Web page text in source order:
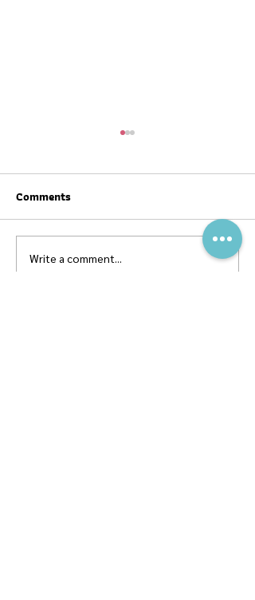
สุขภาพดีต้อนรับ #ตรุษจีน ปี
Comments
Write a comment...